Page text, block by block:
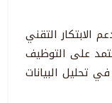
الابتكار التقني
على التوظيف
تحليل البيانات